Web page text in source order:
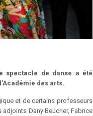
spectacle de danse a été
des arts.
et de certains professeurs
adjoints Dany Beucher, Fabrice